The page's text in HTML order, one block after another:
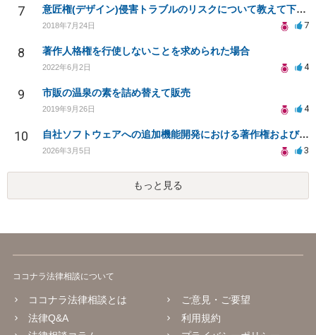
7 意匠権(デザイン)侵害トラブルのリスクについて教えて下さい。
2018年7月24日 7
8 著作人格権を行使しないことを求められた場合
2022年6月2日 4
9 市販の温泉の素を詰め替えて販売
2019年9月26日 4
10 自社ソフトウェアへの追加機能開発における著作権および使用権の帰属について
2026年3月5日 3
もっと見る
ココナラ法律相談について
ココナラ法律相談とは
法律Q&A
ご意見・ご要望
利用規約